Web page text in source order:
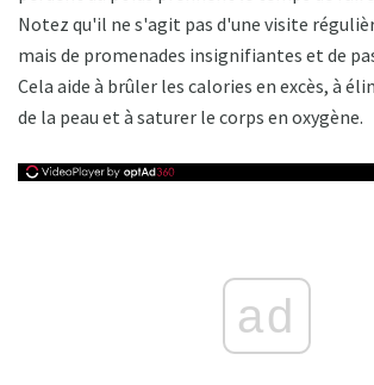
Notez qu'il ne s'agit pas d'une visite
mais de promenades insignifiantes et de
Cela aide à brûler les calories en excès, à
de la peau et à saturer le corps en oxygène.
ad